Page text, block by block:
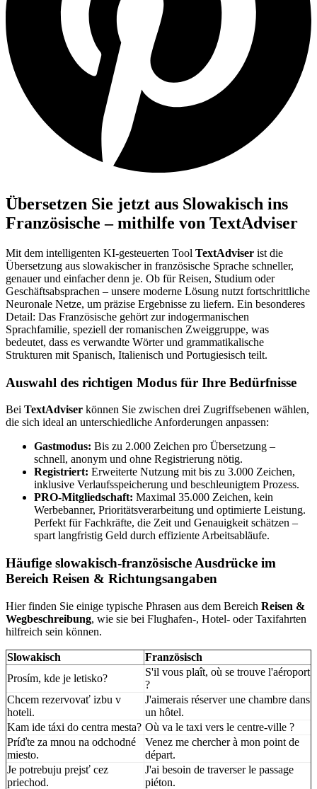
Übersetzen Sie jetzt aus Slowakisch ins
Französische – mithilfe von TextAdviser
Mit dem intelligenten KI-gesteuerten Tool TextAdviser ist die
Übersetzung aus slowakischer in französische Sprache schneller,
genauer und einfacher denn je. Ob für Reisen, Studium oder
Geschäftsabsprachen – unsere moderne Lösung nutzt fortschrittliche
Neuronale Netze, um präzise Ergebnisse zu liefern. Ein besonderes
Detail: Das Französische gehört zur indogermanischen
Sprachfamilie, speziell der romanischen Zweiggruppe, was
bedeutet, dass es verwandte Wörter und grammatikalische
Strukturen mit Spanisch, Italienisch und Portugiesisch teilt.
Auswahl des richtigen Modus für Ihre Bedürfnisse
Bei TextAdviser können Sie zwischen drei Zugriffsebenen wählen,
die sich ideal an unterschiedliche Anforderungen anpassen:
Gastmodus: Bis zu 2.000 Zeichen pro Übersetzung –
schnell, anonym und ohne Registrierung nötig.
Registriert: Erweiterte Nutzung mit bis zu 3.000 Zeichen,
inklusive Verlaufsspeicherung und beschleunigtem Prozess.
PRO-Mitgliedschaft: Maximal 35.000 Zeichen, kein
Werbebanner, Prioritätsverarbeitung und optimierte Leistung.
Perfekt für Fachkräfte, die Zeit und Genauigkeit schätzen –
spart langfristig Geld durch effiziente Arbeitsabläufe.
Häufige slowakisch-französische Ausdrücke im
Bereich Reisen & Richtungsangaben
Hier finden Sie einige typische Phrasen aus dem Bereich Reisen &
Wegbeschreibung, wie sie bei Flughafen-, Hotel- oder Taxifahrten
hilfreich sein können.
Slowakisch
Französisch
Prosím, kde je letisko?
S'il vous plaît, où se trouve l'aéroport
?
Chcem rezervovať izbu v
hoteli.
J'aimerais réserver une chambre dans
un hôtel.
Kam ide táxi do centra mesta? Où va le taxi vers le centre-ville ?
Príďte za mnou na odchodné
miesto.
Venez me chercher à mon point de
départ.
Je potrebuju prejsť cez
priechod.
J'ai besoin de traverser le passage
piéton.